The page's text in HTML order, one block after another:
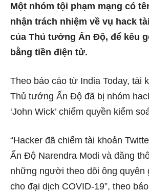
Một nhóm tội phạm mạng có
nhận trách nhiệm về vụ hack
của Thủ tướng Ấn Độ, để kêu
bằng tiền điện tử.
Theo báo cáo từ India Today, tài
Thủ tướng Ấn Độ đã bị nhóm
‘John Wick’ chiếm quyền kiểm
“Hacker đã chiếm tài khoản
Ấn Độ Narendra Modi và đăng
những người theo dõi ông quyên
cho đại dịch COVID-19”, theo